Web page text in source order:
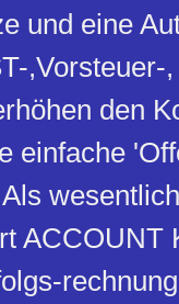
und eine
,Vorsteuer-
den
einfache
ACCOUNT